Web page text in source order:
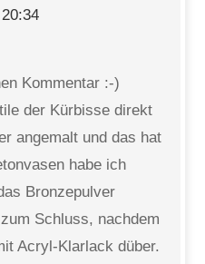
Kommentar :-)
der Kürbisse direkt
angemalt und das hat
habe ich
Bronzepulver
Schluss, nachdem
Acryl-Klarlack düber.